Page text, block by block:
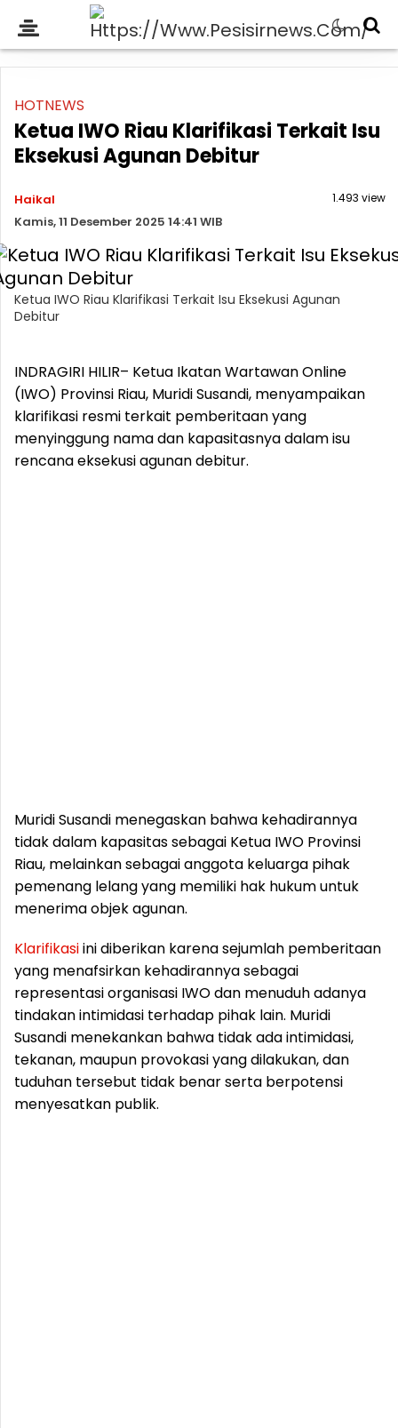
HOTNEWS
Ketua IWO Riau Klarifikasi Terkait Isu
Eksekusi Agunan Debitur
Haikal
Kamis, 11 Desember 2025 14:41 WIB
1.493 view
Ketua IWO Riau Klarifikasi Terkait Isu Eksekusi Agunan
Debitur
INDRAGIRI HILIR– Ketua Ikatan Wartawan Online
(IWO) Provinsi Riau, Muridi Susandi, menyampaikan
klarifikasi resmi terkait pemberitaan yang
menyinggung nama dan kapasitasnya dalam isu
rencana eksekusi agunan debitur.
Muridi Susandi menegaskan bahwa kehadirannya
tidak dalam kapasitas sebagai Ketua IWO Provinsi
Riau, melainkan sebagai anggota keluarga pihak
pemenang lelang yang memiliki hak hukum untuk
menerima objek agunan.
Klarifikasiini diberikan karena sejumlah pemberitaan
yang menafsirkan kehadirannya sebagai
representasi organisasi IWO dan menuduh adanya
tindakan intimidasi terhadap pihak lain. Muridi
Susandi menekankan bahwa tidak ada intimidasi,
tekanan, maupun provokasi yang dilakukan, dan
tuduhan tersebut tidak benar serta berpotensi
menyesatkan publik.